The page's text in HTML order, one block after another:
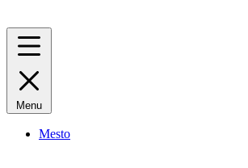
Menu
Mesto